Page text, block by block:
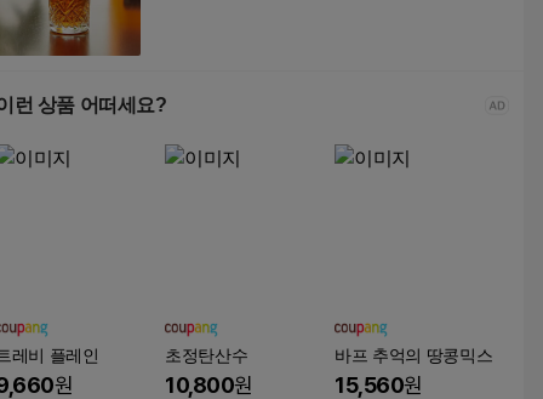
런 상품 어떠세요?
레비 플레인
원
초정탄산수
10,800원
바프 추억의 땅콩믹스
15,560원